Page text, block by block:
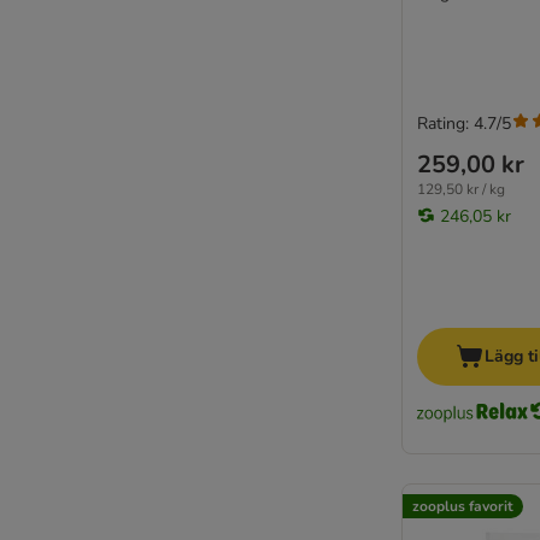
259,00 kr
129,50 kr / kg
246,05 kr
Rating: 4.7/5
Lägg
zooplus favorit